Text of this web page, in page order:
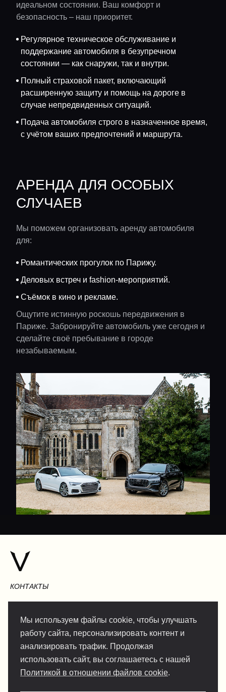
Мы используем файлы cookie, чтобы улучшать
работу сайта, персонализировать контент и
анализировать трафик. Продолжая
использовать сайт, вы соглашаетесь с нашей
Политикой в отношении файлов cookie.
идеальном состоянии. Ваш комфорт и
безопасность – наш приоритет.
Регулярное техническое обслуживание и
поддержание автомобиля в безупречном
состоянии — как снаружи, так и внутри.
Полный страховой пакет, включающий
расширенную защиту и помощь на дороге в
случае непредвиденных ситуаций.
Подача автомобиля строго в назначенное время,
с учётом ваших предпочтений и маршрута.
АРЕНДА ДЛЯ ОСОБЫХ
СЛУЧАЕВ
Мы поможем организовать аренду автомобиля
для:
Романтических прогулок по Парижу.
Деловых встреч и fashion-мероприятий.
Съёмок в кино и рекламе.
Ощутите истинную роскошь передвижения в
Париже. Забронируйте автомобиль уже сегодня и
сделайте своё пребывание в городе
незабываемым.
КОНТАКТЫ
INFO@VERSENTLY.COM